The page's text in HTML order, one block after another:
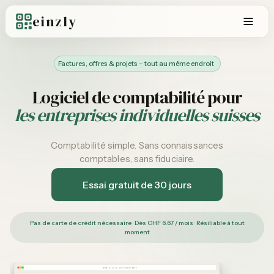
einzly
Factures, offres & projets – tout au même endroit
Logiciel de comptabilité pour
les entreprises individuelles suisses
Comptabilité simple. Sans connaissances
comptables, sans fiduciaire.
Essai gratuit de 30 jours
Pas de carte de crédit nécessaire · Dès CHF 6.67 / mois · Résiliable à tout
moment
www.einzly.ch/dashboard